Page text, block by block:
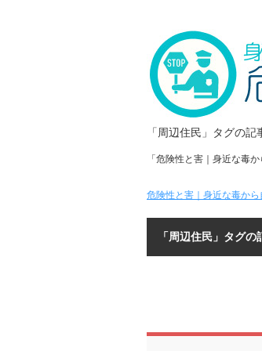
「周辺住民」タグの記
「危険性と害｜身近な毒
危険性と害｜身近な毒か
「周辺住民」タグの